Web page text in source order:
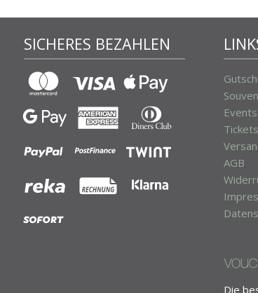
SICHERES BEZAHLEN
Events
Tickets
AGB
Die